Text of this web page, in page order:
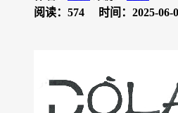
阅读：574
时间：2025-06-